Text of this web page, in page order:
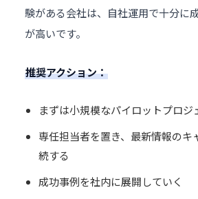
験がある会社は、自社運用で十分に
が高いです。
推奨アクション：
まずは小規模なパイロットプロジ
専任担当者を置き、最新情報のキ
続する
成功事例を社内に展開していく